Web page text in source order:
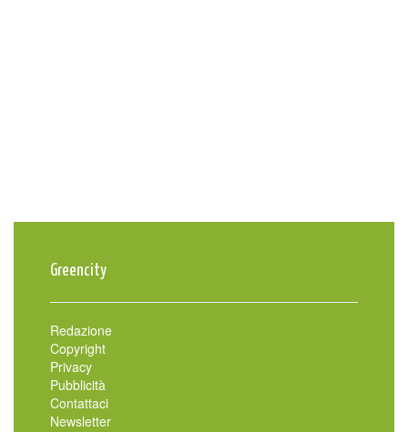
Greencity
Redazione
Copyright
Privacy
Pubblicità
Contattaci
Newsletter